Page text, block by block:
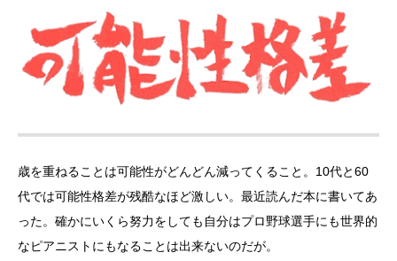
歳を重ねることは可能性がどんどん減ってくること。10代と60
代では可能性格差が残酷なほど激しい。最近読んだ本に書いてあ
った。確かにいくら努力をしても自分はプロ野球選手にも世界的
なピアニストにもなることは出来ないのだが。